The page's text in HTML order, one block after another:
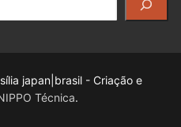
japan|brasil - Criação e
Técnica.